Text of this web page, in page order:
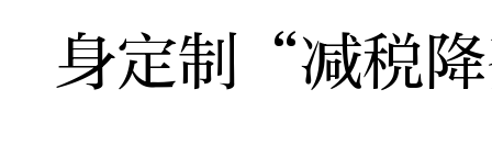
身定制“减税